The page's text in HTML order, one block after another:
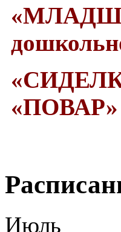
«ПОВАР»
Июль